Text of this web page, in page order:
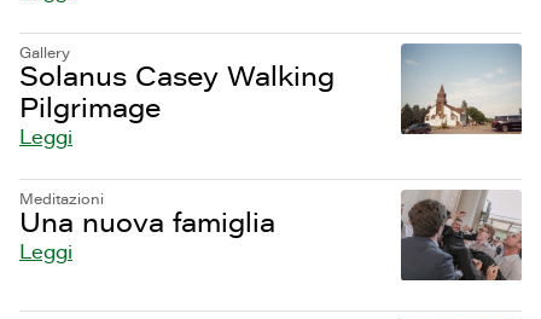
Gallery
Solanus Casey Walking
Pilgrimage
Leggi
Meditazioni
Una nuova famiglia
Leggi